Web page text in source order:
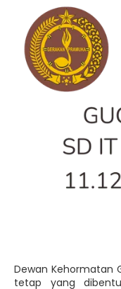
Dewan Kehormatan
tetap yang